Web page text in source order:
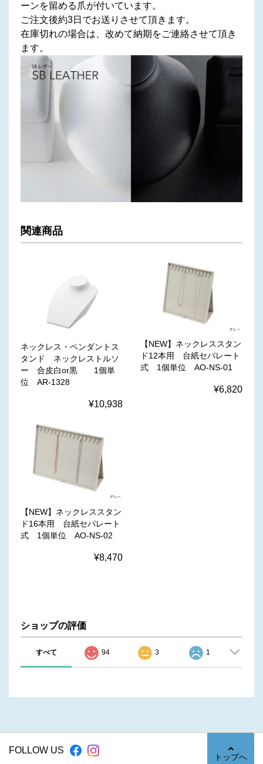
ーンを留める爪が付いています。
ご注文後約3日でお送りさせて頂きます。
在庫切れの場合は、改めて納期をご連絡させて頂き
ます。
関連商品
ネックレス・ペンダントス
タンド ネックレストルソ
ー 合皮白or黒 1個単
位 AR-1328
¥10,938
【NEW】ネックレススタン
ド12本用 台紙セパレート
式 1個単位 AO-NS-01
¥6,820
【NEW】ネックレススタン
ド16本用 台紙セパレート
式 1個単位 AO-NS-02
¥8,470
ショップの評価
すべて 94 3 1
FOLLOW US
トップへ